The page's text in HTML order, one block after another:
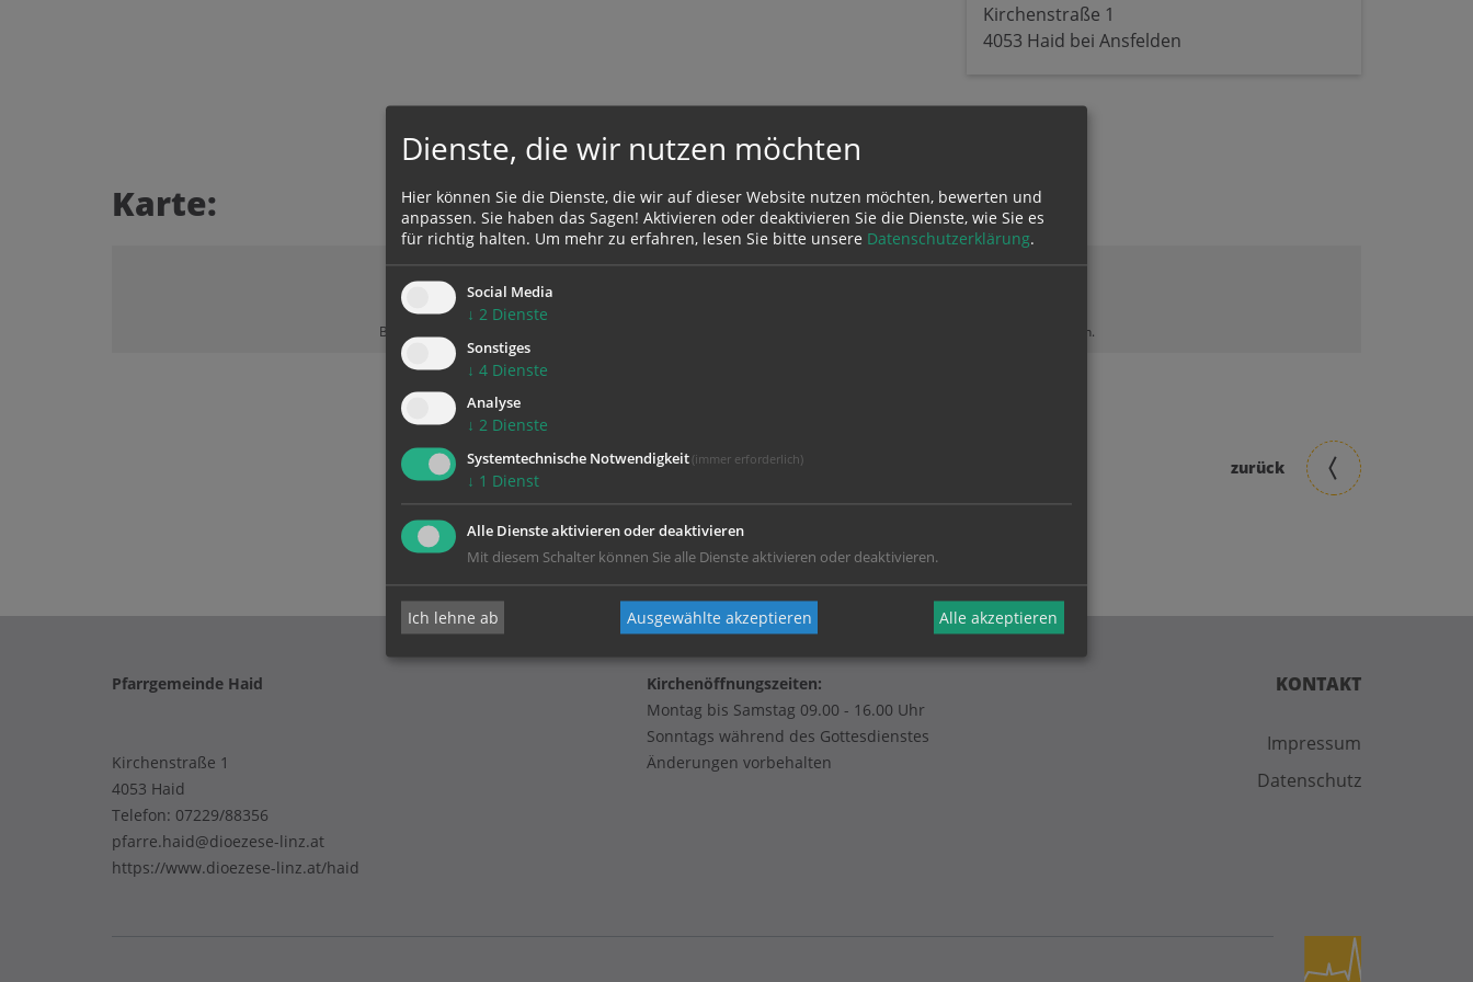
Kirchenstraße 1
4053 Haid bei Ansfelden
Karte:
Bitte akzeptieren Sie
, um diesen Inhalt sehen zu können.
zurück
KONTAKT
Impressum
Datenschutz
Pfarrgemeinde Haid
Kirchenstraße 1
4053 Haid
Telefon: 07229/88356
pfarre.haid@dioezese-linz.at
https://www.dioezese-linz.at/haid
Kirchenöffnungszeiten:
Montag bis Samstag 09.00 - 16.00 Uhr
Sonntags während des Gottesdienstes
Änderungen vorbehalten
Dienste, die wir nutzen möchten
Hier können Sie die Dienste, die wir auf dieser Website nutzen möchten, bewerten und
anpassen. Sie haben das Sagen! Aktivieren oder deaktivieren Sie die Dienste, wie Sie es
für richtig halten. Um mehr zu erfahren, lesen Sie bitte unsere Datenschutzerklärung.
Social Media
↓ 2 Dienste
Sonstiges
↓ 4 Dienste
Analyse
↓ 2 Dienste
Systemtechnische Notwendigkeit (immer erforderlich)
↓ 1 Dienst
Alle Dienste aktivieren oder deaktivieren
Mit diesem Schalter können Sie alle Dienste aktivieren oder deaktivieren.
Ich lehne ab Ausgewählte akzeptieren Alle akzeptieren